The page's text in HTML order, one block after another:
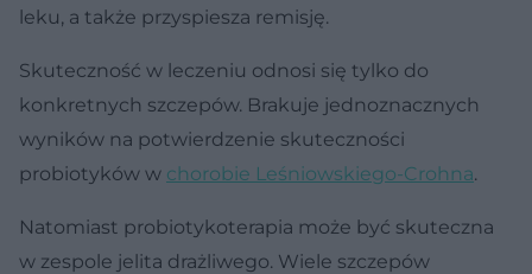
leku, a także przyspiesza remisję.
Skuteczność w leczeniu odnosi się tylko do
konkretnych szczepów. Brakuje jednoznacznych
wyników na potwierdzenie skuteczności
probiotyków w chorobie Leśniowskiego-Crohna.
Natomiast probiotykoterapia może być skuteczna
w zespole jelita drażliwego. Wiele szczepów